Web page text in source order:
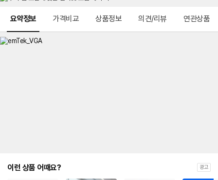
요약정보 가격비교 상품정보 의견/리뷰 연관상품
이런 상품 어때요? 광고